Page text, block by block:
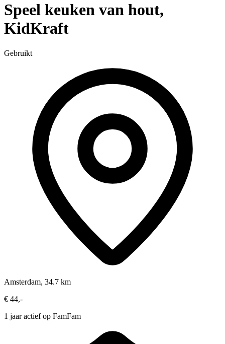
Speel keuken van hout,
KidKraft
Gebruikt
Amsterdam, 34.7 km
€ 44,-
1 jaar actief op FamFam